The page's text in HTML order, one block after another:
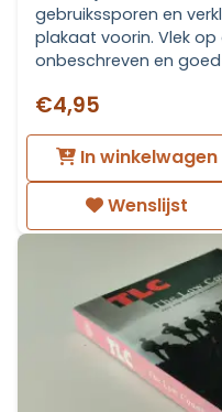
gebruikssporen en
plakaat voorin. Vlek op
onbeschreven en
€4,95
In winkelwagen
Wenslijst